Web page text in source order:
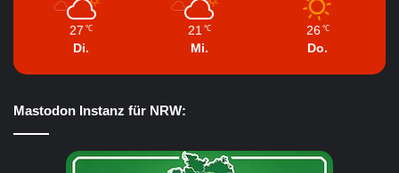
27 ℃
Di.
21 ℃
Mi.
26 ℃
Do.
Mastodon Instanz für NRW: